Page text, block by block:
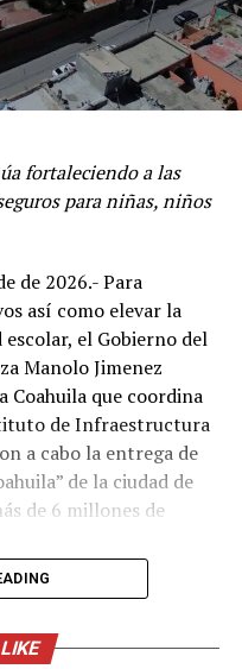
fortaleciendo a las
para niñas, niños
de 2026.- Para
así como elevar la
el Gobierno del
Manolo Jimenez
Coahuila que coordina
de Infraestructura
a cabo la entrega de
de la ciudad de
de 6 millones de
las más de
cívicas,